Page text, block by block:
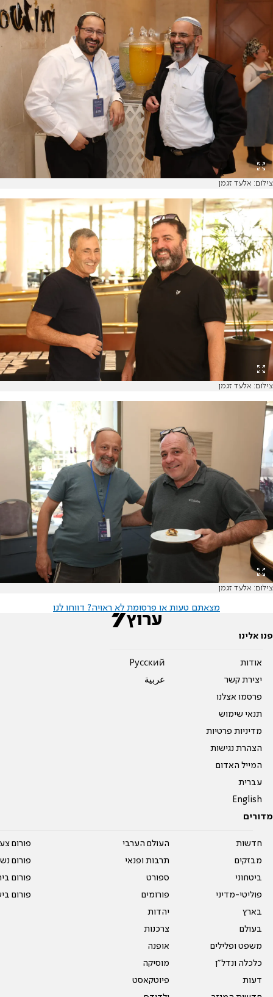
צילום: אלעד זגמן
צילום: אלעד זגמן
צילום: אלעד זגמן
מצאתם טעות או פרסומת לא ראויה? דווחו לנו
פנו אלינו
אודות
יצירת קשר
פרסמו אצלנו
תנאי שימוש
מדיניות פרטיות
הצהרת נגישות
המייל האדום
עברית
English
Pусский
عربية
מדורים
חדשות
מבזקים
ביטחוני
פוליטי-מדיני
בארץ
בעולם
משפט ופלילים
כלכלה ונדל"ן
דעות
העולם הערבי
תרבות ופנאי
ספורט
פורומים
יהדות
צרכנות
אופנה
מוסיקה
פיוטקאסט
פורום
פורום
פורום
פורום